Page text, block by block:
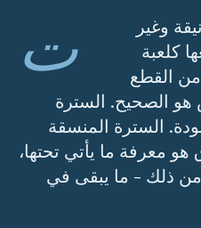
ت
وغير
كلعبة
القطع
هو الصحيح. السترة
السترة المنسقة
معرفة ما يأتي تحتها،
من ذلك - ما يبقى في